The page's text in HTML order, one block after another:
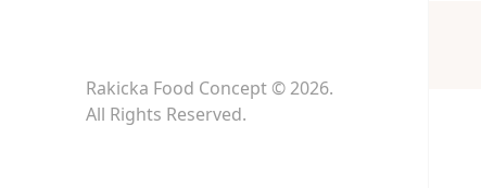
Rakicka Food Concept © 2026.
All Rights Reserved.